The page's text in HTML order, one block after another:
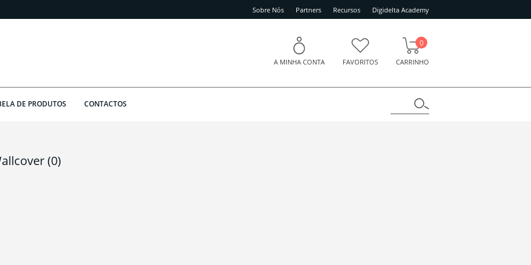
Sobre Nós Partners Recursos Digidelta Academy
A MINHA CONTA FAVORITOS CARRINHO
0
DE PRODUTOS CONTACTOS
(0)